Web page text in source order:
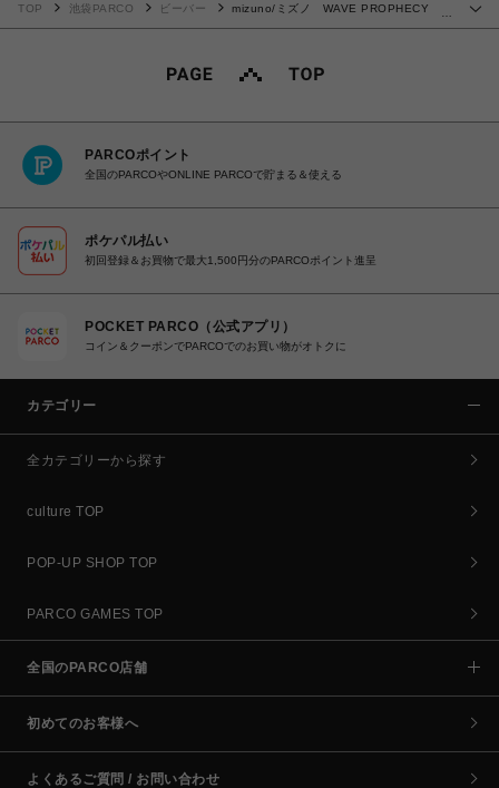
TOP 池袋PARCO ビーバー
mizuno/ミズノ WAVE PROPHECY
PARCOポイント
全国のPARCOやONLINE PARCOで貯まる＆使える
ポケパル払い
初回登録＆お買物で最大1,500円分のPARCOポイント進呈
POCKET PARCO（公式アプリ）
コイン＆クーポンでPARCOでのお買い物がオトクに
カテゴリー
全カテゴリーから探す
culture TOP
POP-UP SHOP TOP
PARCO GAMES TOP
全国のPARCO店舗
初めてのお客様へ
よくあるご質問 / お問い合わせ